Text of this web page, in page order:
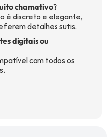
chamativo?
é discreto e elegante,
detalhes sutis.
digitais ou
com todos os